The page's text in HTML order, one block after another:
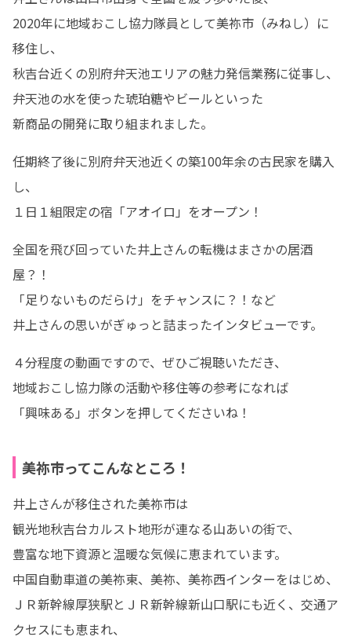
2020年に地域おこし協力隊員として美祢市（みねし）に
移住し、
秋吉台近くの別府弁天池エリアの魅力発信業務に従事し、
弁天池の水を使った琥珀糖やビールといった
新商品の開発に取り組まれました。
任期終了後に別府弁天池近くの築100年余の古民家を購入
し、
１日１組限定の宿「アオイロ」をオープン！
全国を飛び回っていた井上さんの転機はまさかの居酒
屋？！
「足りないものだらけ」をチャンスに？！など
井上さんの思いがぎゅっと詰まったインタビューです。
４分程度の動画ですので、ぜひご視聴いただき、
地域おこし協力隊の活動や移住等の参考になれば
「興味ある」ボタンを押してくださいね！
美祢市ってこんなところ！
井上さんが移住された美祢市は
観光地秋吉台カルスト地形が連なる山あいの街で、
豊富な地下資源と温暖な気候に恵まれています。
中国自動車道の美祢東、美祢、美祢西インターをはじめ、
ＪＲ新幹線厚狭駅とＪＲ新幹線新山口駅にも近く、交通ア
クセスにも恵まれ、